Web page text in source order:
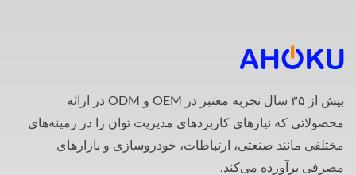
بیش از ۳۵ سال تجربه معتبر در OEM و ODM در ارائه
محصولاتی که نیازهای کاربردهای مدیریت توان را در زمینه‌های
مختلفی مانند صنعتی، ارتباطات، خودروسازی و بازارهای
مصرفی برآورده می‌کند.